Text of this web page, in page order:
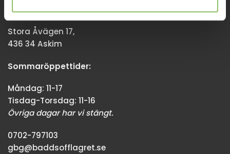
Stora Åvägen 17,
436 34 Askim
Sommaröppettider:
Måndag: 11-17
Tisdag-Torsdag: 11-16
Övriga dagar har vi stängt.
0702-797103
gbg@baddsofflagret.se